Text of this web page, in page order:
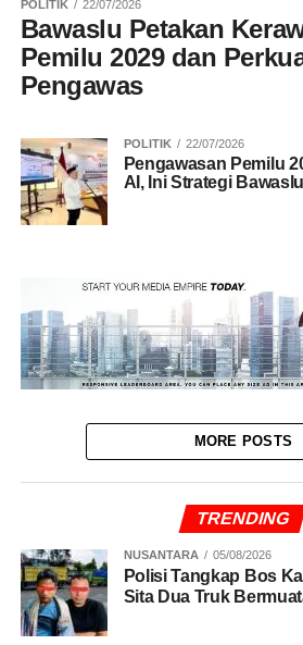
POLITIK 22/07/2026
Bawaslu Petakan
Pemilu 2029 dan
Pengawas
POLITIK 22/07/2026
Pengawasan Pemilu
AI, Ini Strategi Bawaslu
MORE POSTS
TRENDING
NUSANTARA 05/08/2026
Polisi Tangkap Bos
Sita Dua Truk